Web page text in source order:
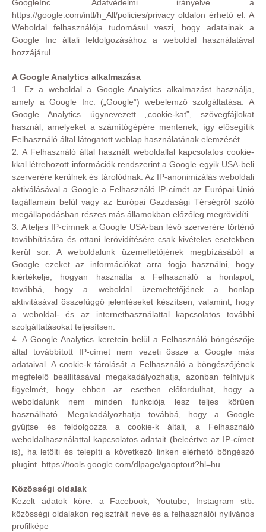
GoogleInc. Adatvédelmi irányelve a
https://google.com/intl/h_All/policies/privacy oldalon érhető el. A
Weboldal felhasználója tudomásul veszi, hogy adatainak a
Google Inc általi feldolgozásához a weboldal használatával
hozzájárul.
A Google Analytics alkalmazása
1. Ez a weboldal a Google Analytics alkalmazást használja,
amely a Google Inc. („Google”) webelemző szolgáltatása. A
Google Analytics úgynevezett „cookie-kat”, szövegfájlokat
használ, amelyeket a számítógépére mentenek, így elősegítik
Felhasználó által látogatott weblap használatának elemzését.
2. A Felhasználó által használt weboldallal kapcsolatos cookie-
kkal létrehozott információk rendszerint a Google egyik USA-beli
szerverére kerülnek és tárolódnak. Az IP-anonimizálás weboldali
aktiválásával a Google a Felhasználó IP-címét az Európai Unió
tagállamain belül vagy az Európai Gazdasági Térségről szóló
megállapodásban részes más államokban előzőleg megrövidíti.
3. A teljes IP-címnek a Google USA-ban lévő szerverére történő
továbbítására és ottani lerövidítésére csak kivételes esetekben
kerül sor. A weboldalunk üzemeltetőjének megbízásából a
Google ezeket az információkat arra fogja használni, hogy
kiértékelje, hogyan használta a Felhasználó a honlapot,
továbbá, hogy a weboldal üzemeltetőjének a honlap
aktivitásával összefüggő jelentéseket készítsen, valamint, hogy
a weboldal- és az internethasználattal kapcsolatos további
szolgáltatásokat teljesítsen.
4. A Google Analytics keretein belül a Felhasználó böngészője
által továbbított IP-címet nem vezeti össze a Google más
adataival. A cookie-k tárolását a Felhasználó a böngészőjének
megfelelő beállításával megakadályozhatja, azonban felhívjuk
figyelmét, hogy ebben az esetben előfordulhat, hogy a
weboldalunk nem minden funkciója lesz teljes körűen
használható. Megakadályozhatja továbbá, hogy a Google
gyűjtse és feldolgozza a cookie-k általi, a Felhasználó
weboldalhasználattal kapcsolatos adatait (beleértve az IP-címet
is), ha letölti és telepíti a következő linken elérhető böngésző
plugint. https://tools.google.com/dlpage/gaoptout?hl=hu
Közösségi oldalak
Kezelt adatok köre: a Facebook, Youtube, Instagram stb.
közösségi oldalakon regisztrált neve és a felhasználói nyilvános
profilképe